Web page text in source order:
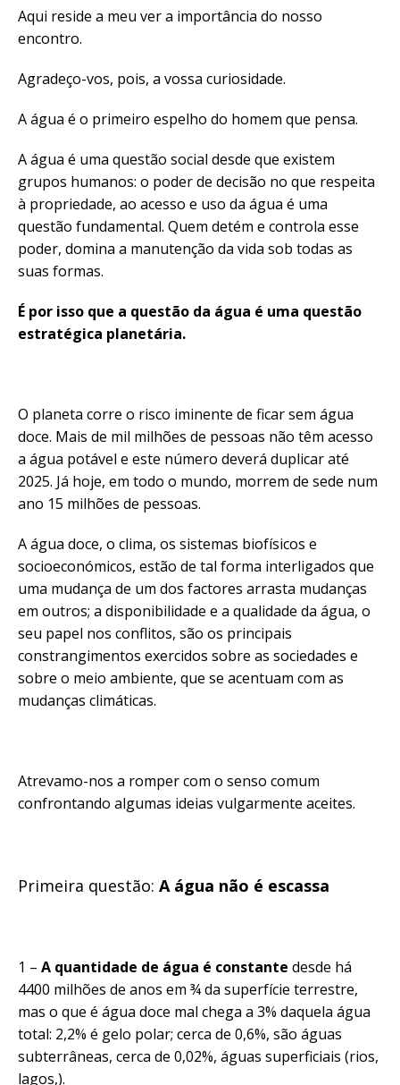
Aqui reside a meu ver a importância do nosso
encontro.
Agradeço-vos, pois, a vossa curiosidade.
A água é o primeiro espelho do homem que pensa.
A água é uma questão social desde que existem
grupos humanos: o poder de decisão no que respeita
à propriedade, ao acesso e uso da água é uma
questão fundamental. Quem detém e controla esse
poder, domina a manutenção da vida sob todas as
suas formas.
É por isso que a questão da água é uma questão
estratégica planetária.
O planeta corre o risco iminente de ficar sem água
doce. Mais de mil milhões de pessoas não têm acesso
a água potável e este número deverá duplicar até
2025. Já hoje, em todo o mundo, morrem de sede num
ano 15 milhões de pessoas.
A água doce, o clima, os sistemas biofísicos e
socioeconómicos, estão de tal forma interligados que
uma mudança de um dos factores arrasta mudanças
em outros; a disponibilidade e a qualidade da água, o
seu papel nos conflitos, são os principais
constrangimentos exercidos sobre as sociedades e
sobre o meio ambiente, que se acentuam com as
mudanças climáticas.
Atrevamo-nos a romper com o senso comum
confrontando algumas ideias vulgarmente aceites.
Primeira questão: A água não é escassa
1 – A quantidade de água é constante desde há
4400 milhões de anos em ¾ da superfície terrestre,
mas o que é água doce mal chega a 3% daquela água
total: 2,2% é gelo polar; cerca de 0,6%, são águas
subterrâneas, cerca de 0,02%, águas superficiais (rios,
lagos,).